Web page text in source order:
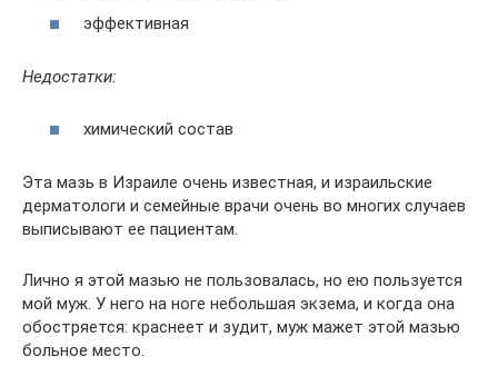
эффективная
Недостатки:
химический состав
Эта мазь в Израиле очень известная, и израильские
дерматологи и семейные врачи очень во многих случаев
выписывают ее пациентам.
Лично я этой мазью не пользовалась, но ею пользуется
мой муж. У него на ноге небольшая экзема, и когда она
обостряется: краснеет и зудит, муж мажет этой мазью
больное место.